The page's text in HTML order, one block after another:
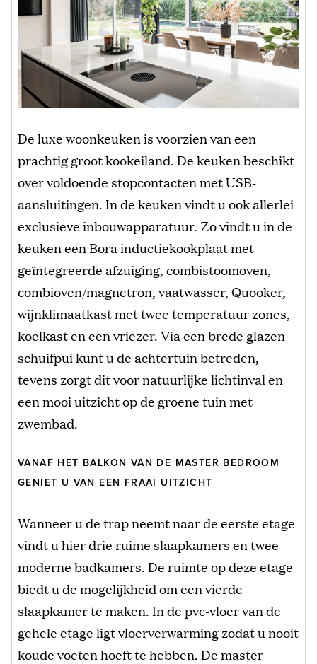
De luxe woonkeuken is voorzien van een
prachtig groot kookeiland. De keuken beschikt
over voldoende stopcontacten met USB-
aansluitingen. In de keuken vindt u ook allerlei
exclusieve inbouwapparatuur. Zo vindt u in de
keuken een Bora inductiekookplaat met
geïntegreerde afzuiging, combistoomoven,
combioven/magnetron, vaatwasser, Quooker,
wijnklimaatkast met twee temperatuur zones,
koelkast en een vriezer. Via een brede glazen
schuifpui kunt u de achtertuin betreden,
tevens zorgt dit voor natuurlijke lichtinval en
een mooi uitzicht op de groene tuin met
zwembad.
VANAF HET BALKON VAN DE MASTER BEDROOM
GENIET U VAN EEN FRAAI UITZICHT
Wanneer u de trap neemt naar de eerste etage
vindt u hier drie ruime slaapkamers en twee
moderne badkamers. De ruimte op deze etage
biedt u de mogelijkheid om een vierde
slaapkamer te maken. In de pvc-vloer van de
gehele etage ligt vloerverwarming zodat u nooit
koude voeten hoeft te hebben. De master